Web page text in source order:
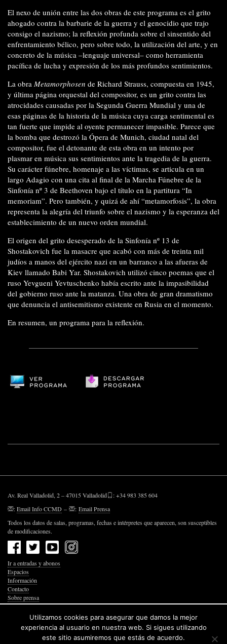
El nexo de unión entre las dos obras de este programa es el grito
ahogado contra la barbarie de la guerra y el genocidio que trajo
consigo el nazismo; la reflexión profunda sobre el sinsentido del
enfrentamiento bélico, pero sobre todo, la utilización del arte, y en
concreto de la música –lenguaje universal– como herramienta
pacífica de lucha y expresión de los más profundos sentimientos.
La obra Metamorphosen de Richard Strauss, compuesta en 1945,
y última página orquestal del compositor, es un grito contra las
atrocidades causadas por la Segunda Guerra Mundial y una de
esas páginas de la historia de la música cuya carga sentimental es
tan fuerte que impide al oyente permanecer impasible. Parece que
la bomba que destrozó la Ópera de Munich, ciudad natal del
compositor, fue el detonante de esta obra en un intento por
plasmar en música sus sentimientos ante la tragedia de la guerra.
Su carácter fúnebre, homenaje a las víctimas, se articula en un
largo Adagio con una cita al final de la Marcha Fúnebre de la
Sinfonía nº 3 de Beethoven bajo el título en la partitura “In
memoriam”. Pero también, y quizá de ahí “metamorfosis”, la obra
representa la alegría del triunfo sobre el nazismo y la esperanza del
establecimiento de un nuevo orden mundial.
El origen del grito desesperado de la Sinfonía nº 13 de
Shostakovich fue la masacre que acabó con más de treinta mil
judíos a manos del ejército nazi en un barranco a las afueras de
Kiev llamado Babi Yar. Shostakovich utilizó cinco poemas que el
ruso Yevgueni Yevtuschenko había escrito ante la impasibilidad
del gobierno ruso ante la matanza. Una obra de gran dramatismo
que denuncia el antisemitismo existente en Rusia en el momento.
En resumen, un programa para la reflexión.
Av. Real Valladolid, 2 – 47015 Valladolid
: +34 983 385 604
:Email Info CCMD – : Email Prensa
Todos los datos de salas, programas, fechas e intérpretes que aparecen, son susceptibles
de modificaciones.
Ir a entradas y abonos
Espacios
Información
Contacto
Sobre prensa
Política de Privacidad
Política de Cookies
Accesibilidad Web
Utilizamos cookies para asegurar que damos la mejor
experiencia al usuario en nuestra web. Si sigues utilizando
este sitio asumiremos que estás de acuerdo.